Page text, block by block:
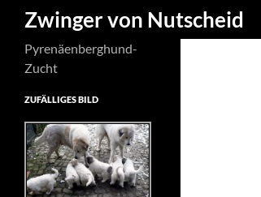
Inhalt
Zwinger von Nutscheid
Suchen
Pyrenäenberghund-
Zucht
ZUFÄLLIGES BILD